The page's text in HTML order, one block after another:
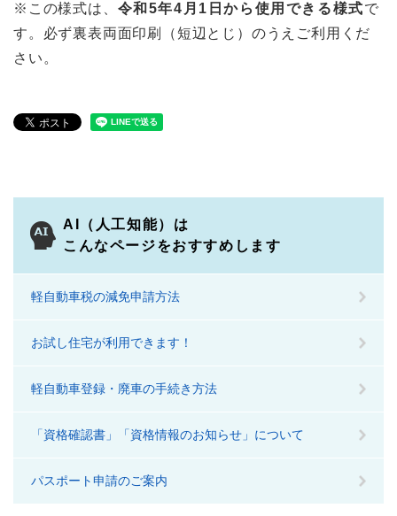
※この様式は、 令和5年4月1日から使用できる様式で
す。必ず裏表両面印刷（短辺とじ）のうえご利用くだ
さい。
AI（人工知能）は
こんなページをおすすめします
軽自動車税の減免申請方法
お試し住宅が利用できます！
軽自動車登録・廃車の手続き方法
「資格確認書」「資格情報のお知らせ」について
パスポート申請のご案内